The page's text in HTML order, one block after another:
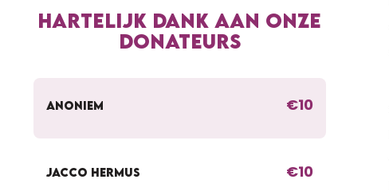
HARTELIJK DANK AAN ONZE
DONATEURS
ANONIEM €10
JACCO HERMUS €10